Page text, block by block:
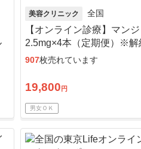
美容クリニック 全国
【オンライン診療】マンジ
2.5mg×4本（定期便）※解
も可能！
907枚売れています
19,800 円
男女ＯＫ